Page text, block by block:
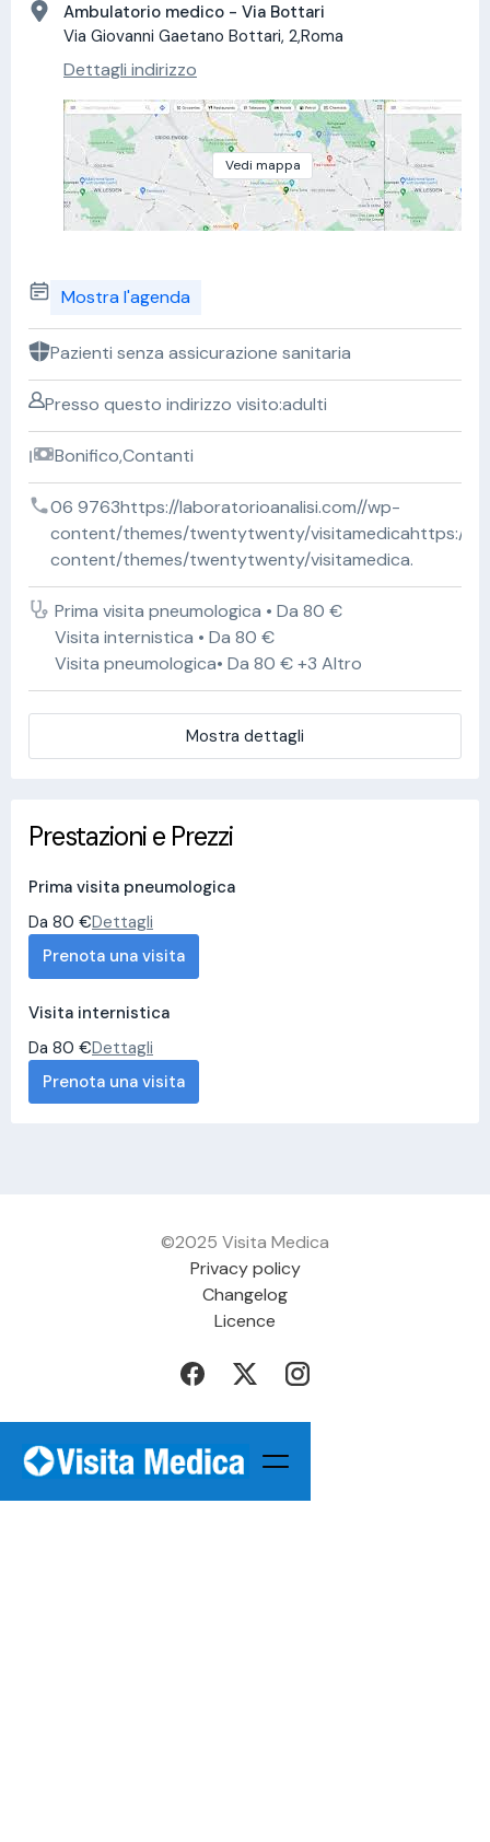
Ambulatorio medico - Via Bottari
Via Giovanni Gaetano Bottari, 2,Roma
Dettagli indirizzo
Vedi mappa
Mostra l'agenda
Pazienti senza assicurazione sanitaria
Presso questo indirizzo visito:adulti
Bonifico,Contanti
06 9763https://laboratorioanalisi.com//wp-
content/themes/twentytwenty/visitamedicahttps://
content/themes/twentytwenty/visitamedica.
Prima visita pneumologica • Da 80 €
Visita internistica • Da 80 €
Visita pneumologica• Da 80 € +3 Altro
Mostra dettagli
Prestazioni e Prezzi
Prima visita pneumologica
Da 80 €Dettagli
Prenota una visita
Visita internistica
Da 80 €Dettagli
Prenota una visita
©2025 Visita Medica
Privacy policy
Changelog
Licence